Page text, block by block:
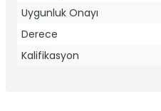
Uygunluk Onayı
Derece
Kalifikasyon